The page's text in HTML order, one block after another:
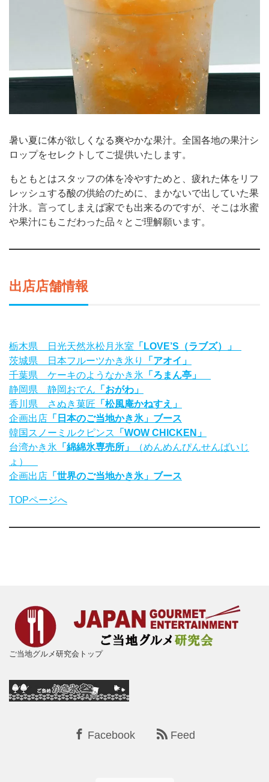
暑い夏に体が欲しくなる爽やかな果汁。全国各地の果汁シ
ロップをセレクトしてご提供いたします。
もともとはスタッフの体を冷やすためと、疲れた体をリフ
レッシュする酸の供給のために、まかないで出していた果
汁氷。言ってしまえば家でも出来るのですが、そこは氷蜜
や果汁にもこだわった品々とご理解願います。
出店店舗情報
栃木県 日光天然氷松月氷室 「LOVE’S（ラブズ）」
茨城県 日本フルーツかき氷り
「アオイ」
千葉県 ケーキのようなかき氷 「ろまん亭」
静岡県 静岡おでん 「おがわ」
香川県 さぬき菓匠 「松風庵かねすえ」
企画出店 「日本のご当地かき氷」ブース
韓国スノーミルクピンス
「WOW CHICKEN」
台湾かき氷 「綿綿氷専売所」
（めんめんぴんせんばいじ
ょ）
企画出店 「世界のご当地かき氷」ブース
TOPページへ
ご当地グルメ研究会トップ
Facebook Feed